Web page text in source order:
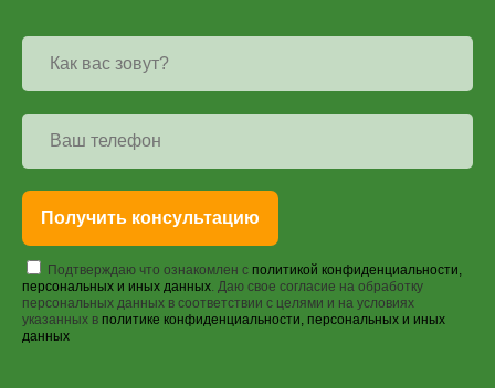
Получить консультацию
Подтверждаю что ознакомлен с политикой конфиденциальности,
персональных и иных данных. Даю свое согласие на обработку
персональных данных в соответствии с целями и на условиях
указанных в политике конфиденциальности, персональных и иных
данных